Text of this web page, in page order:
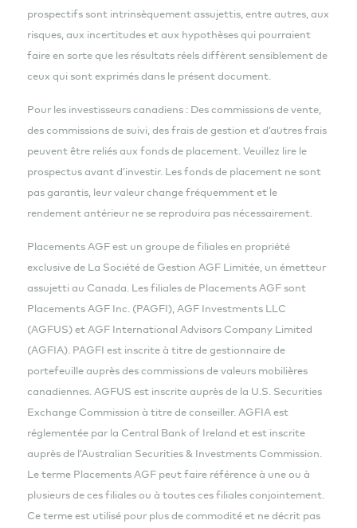
prospectifs sont intrinsèquement assujettis, entre autres, aux
risques, aux incertitudes et aux hypothèses qui pourraient
faire en sorte que les résultats réels diffèrent sensiblement de
ceux qui sont exprimés dans le présent document.
Pour les investisseurs canadiens : Des commissions de vente,
des commissions de suivi, des frais de gestion et d’autres frais
peuvent être reliés aux fonds de placement. Veuillez lire le
prospectus avant d’investir. Les fonds de placement ne sont
pas garantis, leur valeur change fréquemment et le
rendement antérieur ne se reproduira pas nécessairement.
Placements AGF est un groupe de filiales en propriété
exclusive de La Société de Gestion AGF Limitée, un émetteur
assujetti au Canada. Les filiales de Placements AGF sont
Placements AGF Inc. (PAGFI), AGF Investments LLC
(AGFUS) et AGF International Advisors Company Limited
(AGFIA). PAGFI est inscrite à titre de gestionnaire de
portefeuille auprès des commissions de valeurs mobilières
canadiennes. AGFUS est inscrite auprès de la U.S. Securities
Exchange Commission à titre de conseiller. AGFIA est
réglementée par la Central Bank of Ireland et est inscrite
auprès de l’Australian Securities & Investments Commission.
Le terme Placements AGF peut faire référence à une ou à
plusieurs de ces filiales ou à toutes ces filiales conjointement.
Ce terme est utilisé pour plus de commodité et ne décrit pas